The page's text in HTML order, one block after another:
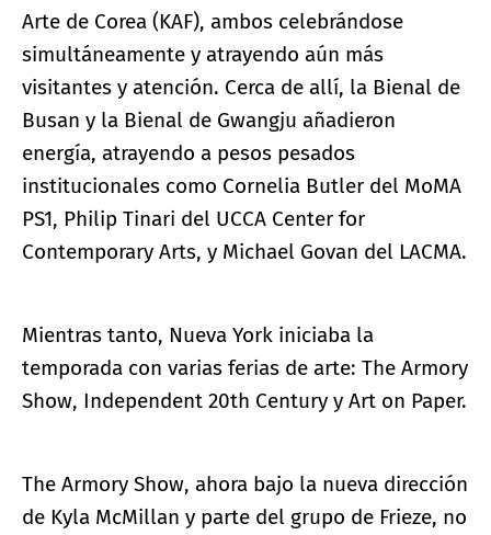
Arte de Corea (KAF), ambos celebrándose
simultáneamente y atrayendo aún más
visitantes y atención. Cerca de allí, la Bienal de
Busan y la Bienal de Gwangju añadieron
energía, atrayendo a pesos pesados
institucionales como Cornelia Butler del MoMA
PS1, Philip Tinari del UCCA Center for
Contemporary Arts, y Michael Govan del LACMA.
Mientras tanto, Nueva York iniciaba la
temporada con varias ferias de arte: The Armory
Show, Independent 20th Century y Art on Paper.
The Armory Show, ahora bajo la nueva dirección
de Kyla McMillan y parte del grupo de Frieze, no